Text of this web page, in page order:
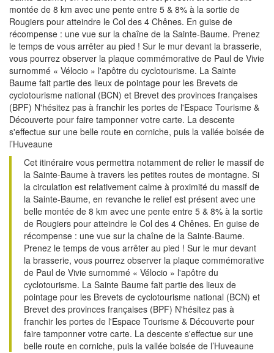
montée de 8 km avec une pente entre 5 & 8% à la sortie de
Rougiers pour atteindre le Col des 4 Chênes. En guise de
récompense : une vue sur la chaîne de la Sainte-Baume. Prenez
le temps de vous arrêter au pied ! Sur le mur devant la brasserie,
vous pourrez observer la plaque commémorative de Paul de Vivie
surnommé « Vélocio » l'apôtre du cyclotourisme. La Sainte
Baume fait partie des lieux de pointage pour les Brevets de
cyclotourisme national (BCN) et Brevet des provinces françaises
(BPF) N'hésitez pas à franchir les portes de l'Espace Tourisme &
Découverte pour faire tamponner votre carte. La descente
s'effectue sur une belle route en corniche, puis la vallée boisée de
l’Huveaune
Cet itinéraire vous permettra notamment de relier le massif de
la Sainte-Baume à travers les petites routes de montagne. Si
la circulation est relativement calme à proximité du massif de
la Sainte-Baume, en revanche le relief est présent avec une
belle montée de 8 km avec une pente entre 5 & 8% à la sortie
de Rougiers pour atteindre le Col des 4 Chênes. En guise de
récompense : une vue sur la chaîne de la Sainte-Baume.
Prenez le temps de vous arrêter au pied ! Sur le mur devant
la brasserie, vous pourrez observer la plaque commémorative
de Paul de Vivie surnommé « Vélocio » l'apôtre du
cyclotourisme. La Sainte Baume fait partie des lieux de
pointage pour les Brevets de cyclotourisme national (BCN) et
Brevet des provinces françaises (BPF) N'hésitez pas à
franchir les portes de l'Espace Tourisme & Découverte pour
faire tamponner votre carte. La descente s'effectue sur une
belle route en corniche, puis la vallée boisée de l’Huveaune